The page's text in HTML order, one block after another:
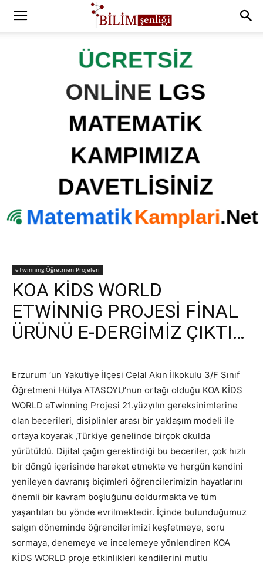
eTwinning Öğretmen Projeleri
KOA KİDS WORLD
ETWİNNİG PROJESİ FİNAL
ÜRÜNÜ E-DERGİMİZ ÇIKTI…
Erzurum ‘un Yakutiye İlçesi Celal Akın İlkokulu 3/F Sınıf
Öğretmeni Hülya ATASOYU’nun ortağı olduğu KOA KİDS
WORLD eTwinning Projesi 21.yüzyılın gereksinimlerine
olan becerileri, disiplinler arası bir yaklaşım modeli ile
ortaya koyarak ,Türkiye genelinde birçok okulda
yürütüldü. Dijital çağın gerektirdiği bu beceriler, çok hızlı
bir döngü içerisinde hareket etmekte ve hergün kendini
yenileyen davranış biçimleri öğrencilerimizin hayatlarını
önemli bir kavram boşluğunu doldurmakta ve tüm
yaşantıları bu yönde evrilmektedir. İçinde bulunduğumuz
salgın döneminde öğrencilerimizi keşfetmeye, soru
sormaya, denemeye ve incelemeye yönlendiren KOA
KİDS WORLD proje etkinlikleri kendilerini mutlu